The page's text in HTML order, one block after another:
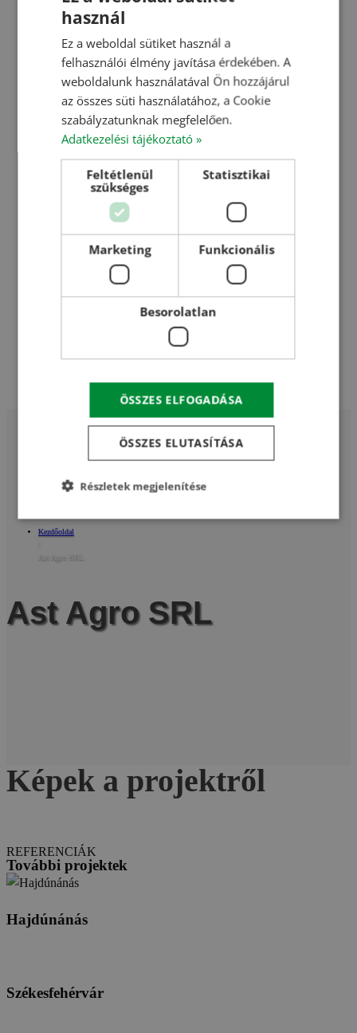
Szárítók technológiai jellemzői
Vezérlő, szabályozó szoftver
Hetech applikáció
Referenciáink
Magyarországi referenciáink
Romániai referenciáink
Interaktív térkép
Szakmai előadások
Referencia filmek
Szakmai napok összefoglalói/egyebek
Kapcsolat
Kezdőoldal
Ast Agro SRL
Ast Agro SRL
Képek a projektről
REFERENCIÁK
További projektek
Hajdúnánás
Székesfehérvár
ROMANIAN
CROATIAN
használ
Ez a weboldal sütiket használ a
felhasználói élmény javítása érdekében. A
weboldalunk használatával Ön hozzájárul
az összes süti használatához, a Cookie
szabályzatunknak megfelelően.
Adatkezelési tájékoztató »
Feltétlenül
szükséges
Statisztikai
Marketing Funkcionális
Besorolatlan
ÖSSZES ELFOGADÁSA
ÖSSZES ELUTASÍTÁSA
Részletek megjelenítése